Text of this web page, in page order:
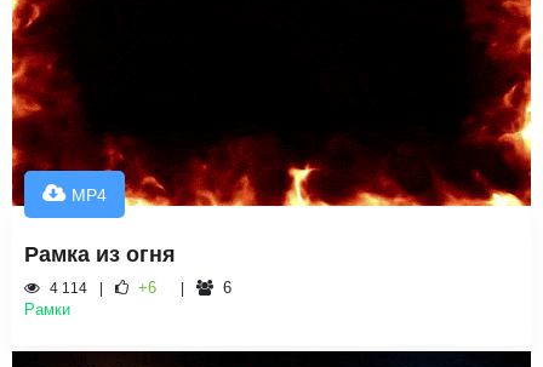
MP4
Рамка из огня
4 114 +6
6
Рамки